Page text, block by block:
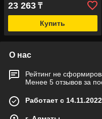
23 263 ₸
Купить
О нас
Рейтинг не
Менее 5 отзывов за
Работает с 14.11.2022